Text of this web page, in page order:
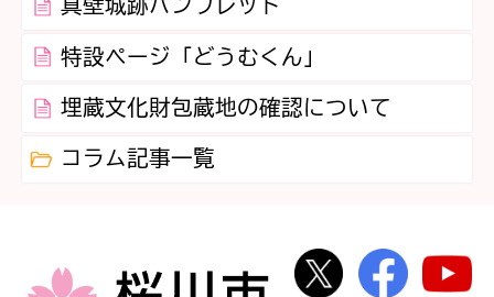
真壁城跡パンフレット
特設ページ「どうむくん」
埋蔵文化財包蔵地の確認について
コラム記事一覧
桜川市
桜川市公式
桜川